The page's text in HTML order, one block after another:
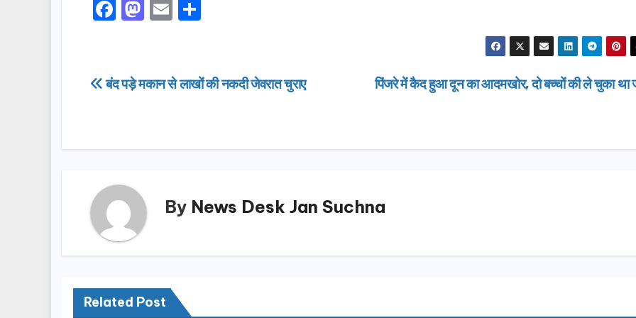
F
e
o
M
o
n
E
e
Post
पिंजरे में कैद हुआ दून का आदमखोर, दो बच्चों की ले चुका था
बंद पड़े मकान से लाखों की नकदी जेवरात चुराए
By News Desk Jan Suchna
Related Post